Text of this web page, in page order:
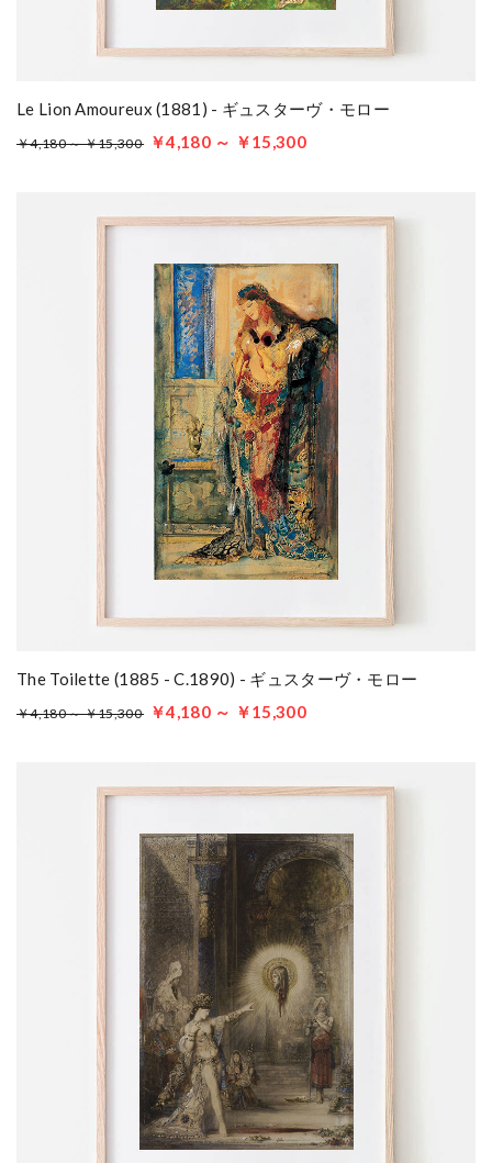
Le Lion Amoureux (1881) - ギュスターヴ・モロー
￥4,180 ～ ￥15,300 ￥4,180 ～ ￥15,300
The Toilette (1885 - C.1890) - ギュスターヴ・モロー
￥4,180 ～ ￥15,300 ￥4,180 ～ ￥15,300